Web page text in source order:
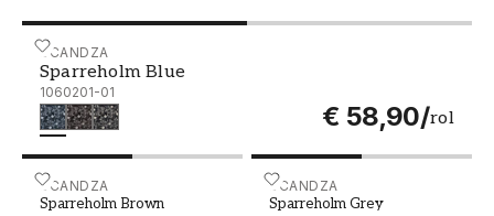
SCANDZA
Sparreholm Blue
1060201-01
€ 58,90/rol
Sparreholm Blue - 1060201-01
SCANDZA
Sparreholm Brown
Sparreholm Brown - 1060201-02
SCANDZA
Sparreholm Grey
Sparreholm Grey -